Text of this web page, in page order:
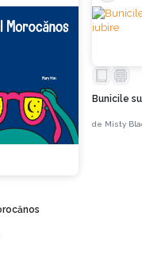
băiețel, care intenționat
cum trece de a la
Bunicile
de Misty